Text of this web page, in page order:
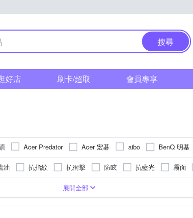
搜尋
好店 刷卡/超取 會員專享
Acer Predator Acer 宏碁 aibo BenQ 明基
CORSAIR 海盜船 COLOR24 Color88 D-Link
Kingston 金士頓 Kaspersky 卡巴斯基 KINYO
油 抗指紋 抗衝擊 防眩 抗藍光 霧面
MSI微星
PC塑膠
系統散熱風扇
多角度翻折
展開全部